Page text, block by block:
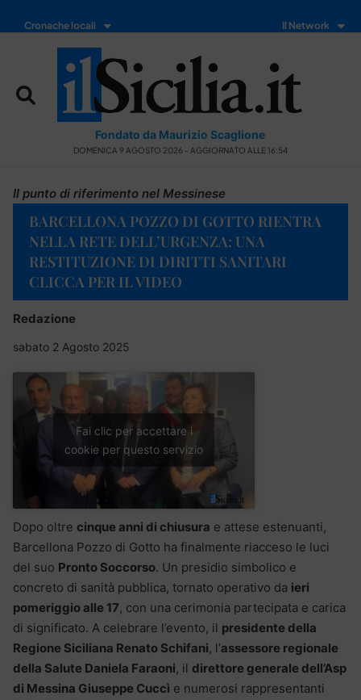
Cronache locali Il Network
Fondato da Maurizio Scaglione
DOMENICA 9 AGOSTO 2026 - AGGIORNATO ALLE 16:54
Il punto di riferimento nel Messinese
BARCELLONA POZZO DI GOTTO RIENTRA
NELLA RETE DELL’URGENZA: UNA
RESTITUZIONE DI DIRITTI SANITARI
CLICCA PER IL VIDEO
Redazione
sabato 2 Agosto 2025
Fai clic per accettare i
cookie per questo servizio
Dopo oltre cinque anni di chiusura e attese estenuanti,
Barcellona Pozzo di Gotto ha finalmente riacceso le luci
del suo Pronto Soccorso. Un presidio simbolico e
concreto di sanità pubblica, tornato operativo da ieri
pomeriggio alle 17, con una cerimonia partecipata e carica
di significato. A celebrare l’evento, il presidente della
Regione Siciliana Renato Schifani, l’assessore regionale
della Salute Daniela Faraoni, il direttore generale dell’Asp
di Messina Giuseppe Cuccì e numerosi rappresentanti